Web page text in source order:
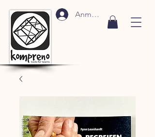
Anmelden